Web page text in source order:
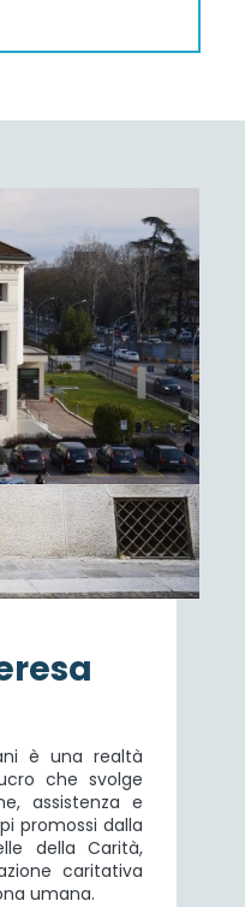
è una realtà
che svolge
assistenza e
promossi dalla
della Carità,
caritativa
umana.